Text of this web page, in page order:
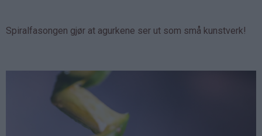
Spiralfasongen gjør at agurkene ser ut som små kunstverk!